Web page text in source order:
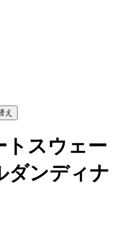
え
トスウェー
ダンディナ